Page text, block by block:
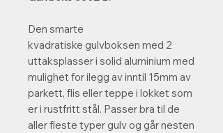
Den smarte
kvadratiske gulvboksen med 2
uttaksplasser i solid aluminium med
mulighet for ilegg av inntil 15mm av
parkett, flis eller teppe i lokket som
er i rustfritt stål. Passer bra til de
aller fleste typer gulv og går nesten